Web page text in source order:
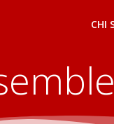
CHI